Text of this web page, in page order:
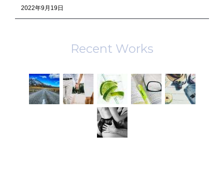
2022年9月19日
Recent Works